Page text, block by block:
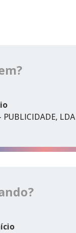
PUBLICIDADE, LDA